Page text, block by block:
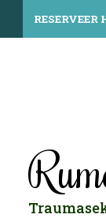
content